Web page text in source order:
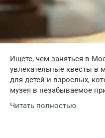
Ищете, чем заняться в
увлекательные квесты в
для детей и взрослых,
музея в незабываемое
Читать полностью